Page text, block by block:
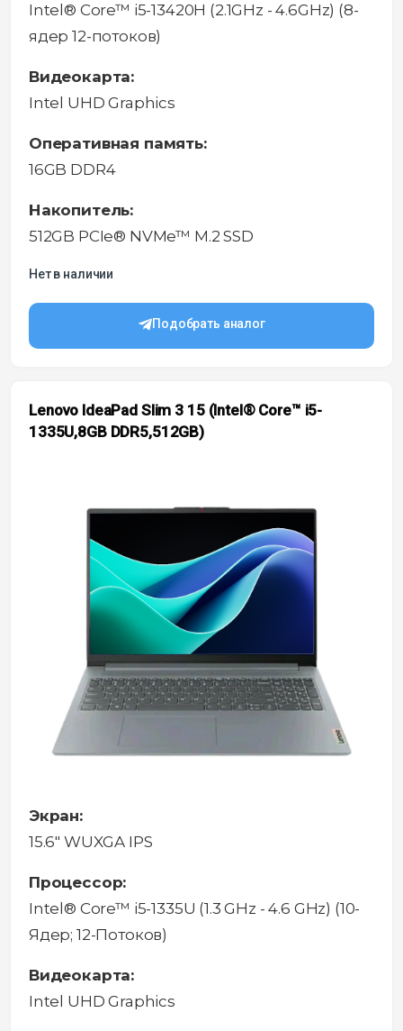
Intel® Core™ i5-13420H (2.1GHz - 4.6GHz) (8-
ядер 12-потоков)
Видеокарта:
Intel UHD Graphics
Оперативная память:
16GB DDR4
Накопитель:
512GB PCIe® NVMe™ M.2 SSD
Нет в наличии
Подобрать аналог
Lenovo IdeaPad Slim 3 15 (Intel® Core™ i5-
1335U,8GB DDR5,512GB)
Экран:
15.6" WUXGA IPS
Процессор:
Intel® Core™ i5-1335U (1.3 GHz - 4.6 GHz) (10-
Ядeр; 12-Потоков)
Видеокарта:
Intel UHD Graphics